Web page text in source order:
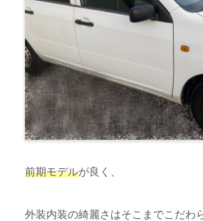
前期モデルが良く、
外装内装の綺麗さはそこまでこだわ